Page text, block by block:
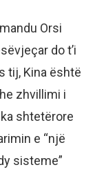
Orsi
do t’i
tij, Kina është
zhvillimi i
shtetërore
e “një
sisteme”